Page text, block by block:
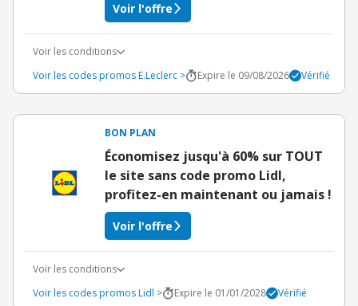
Voir l'offre
Voir les conditions
Voir les codes promos E.Leclerc >
Expire le 09/08/2026 Vérifié
BON PLAN
Économisez jusqu'à 60% sur TOUT
le site sans code promo Lidl,
profitez-en maintenant ou jamais !
Voir l'offre
Voir les conditions
Voir les codes promos Lidl >
Expire le 01/01/2028 Vérifié